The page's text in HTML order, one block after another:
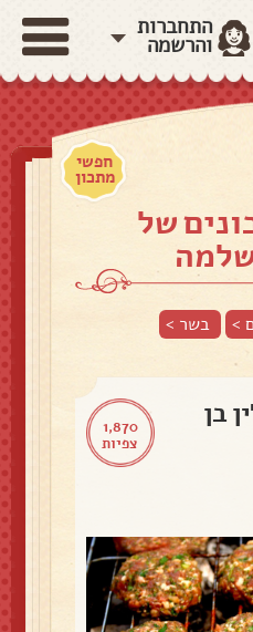
התחברות
והרשמה
חפשי
מתכון
של
> בשר >
1,870
צפיות
בן